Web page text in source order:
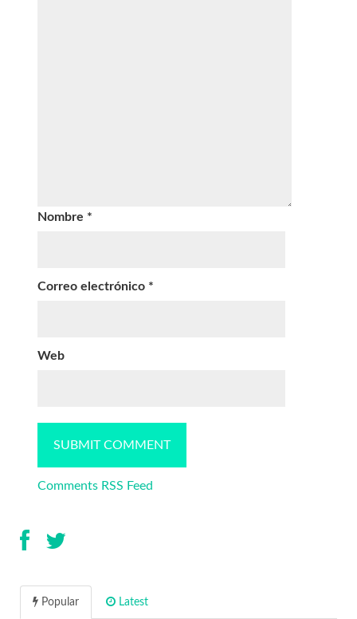
Nombre *
Correo electrónico *
Web
Comments RSS Feed
Popular Latest